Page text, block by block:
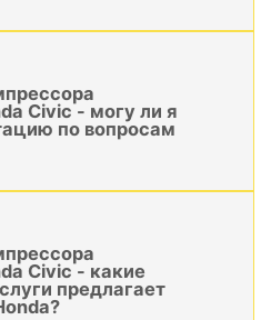
Civic - могу ли я
по вопросам
Civic - какие
предлагает